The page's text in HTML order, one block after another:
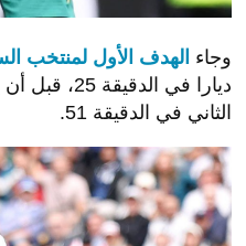
وجاء الهدف الأول لمنتخب
ديارا في
الثاني في الدقيقة 51.